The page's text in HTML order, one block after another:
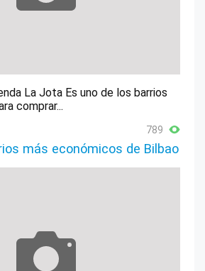
La Jota Es uno de los barrios
comprar...
789
más económicos de Bilbao